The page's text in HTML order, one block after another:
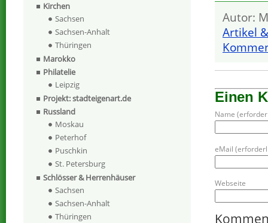
Autor:
Artikel
Einen
Name
eMail
Webseite
Kirchen
Sachsen
Sachsen-Anhalt
Thüringen
Marokko
Philatelie
Leipzig
Projekt: stadteigenart.de
Russland
Moskau
Peterhof
Puschkin
St. Petersburg
Schlösser & Herrenhäuser
Sachsen
Sachsen-Anhalt
Thüringen